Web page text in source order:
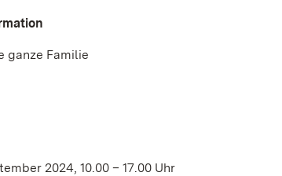
ganze Familie
2024, 10.00 – 17.00 Uhr